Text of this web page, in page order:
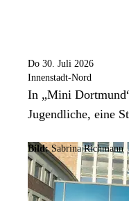
Do 30. Juli 2026
Innenstadt-Nord
In „Mini
Jugendliche, eine
Bild: Sabrina Richmann